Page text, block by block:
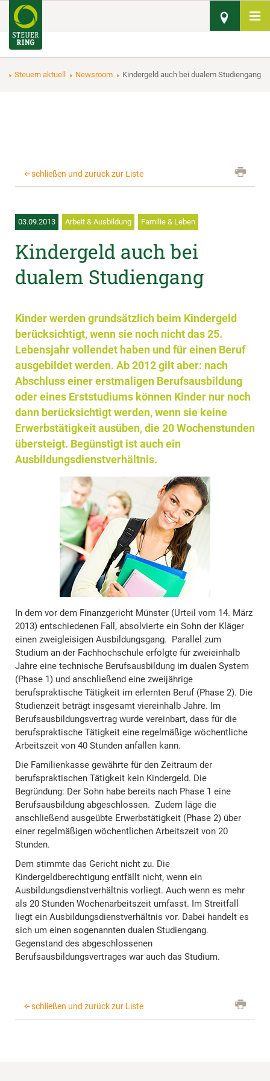
Steuern aktuell Newsroom Kindergeld auch bei dualem Studiengang
schließen und zurück zur Liste
03.09.2013 Arbeit & Ausbildung Familie & Leben
Kindergeld auch bei
dualem Studiengang
Kinder werden grundsätzlich beim Kindergeld
berücksichtigt, wenn sie noch nicht das 25.
Lebensjahr vollendet haben und für einen Beruf
ausgebildet werden. Ab 2012 gilt aber: nach
Abschluss einer erstmaligen Berufsausbildung
oder eines Erststudiums können Kinder nur noch
dann berücksichtigt werden, wenn sie keine
Erwerbstätigkeit ausüben, die 20 Wochenstunden
übersteigt. Begünstigt ist auch ein
Ausbildungsdienstverhältnis.
In dem vor dem Finanzgericht Münster (Urteil vom 14. März
2013) entschiedenen Fall, absolvierte ein Sohn der Kläger
einen zweigleisigen Ausbildungsgang. Parallel zum
Studium an der Fachhochschule erfolgte für zweieinhalb
Jahre eine technische Berufsausbildung im dualen System
(Phase 1) und anschließend eine zweijährige
berufspraktische Tätigkeit im erlernten Beruf (Phase 2). Die
Studienzeit beträgt insgesamt viereinhalb Jahre. Im
Berufsausbildungsvertrag wurde vereinbart, dass für die
berufspraktische Tätigkeit eine regelmäßige wöchentliche
Arbeitszeit von 40 Stunden anfallen kann.
Die Familienkasse gewährte für den Zeitraum der
berufspraktischen Tätigkeit kein Kindergeld. Die
Begründung: Der Sohn habe bereits nach Phase 1 eine
Berufsausbildung abgeschlossen. Zudem läge die
anschließend ausgeübte Erwerbstätigkeit (Phase 2) über
einer regelmäßigen wöchentlichen Arbeitszeit von 20
Stunden.
Dem stimmte das Gericht nicht zu. Die
Kindergeldberechtigung entfällt nicht, wenn ein
Ausbildungsdienstverhältnis vorliegt. Auch wenn es mehr
als 20 Stunden Wochenarbeitszeit umfasst. Im Streitfall
liegt ein Ausbildungsdienstverhältnis vor. Dabei handelt es
sich um einen sogenannten dualen Studiengang.
Gegenstand des abgeschlossenen
Berufsausbildungsvertrages war auch das Studium.
schließen und zurück zur Liste